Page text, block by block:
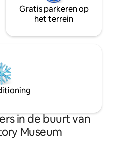
Gratis parkeren op
het terrein
in de buurt van
Museum